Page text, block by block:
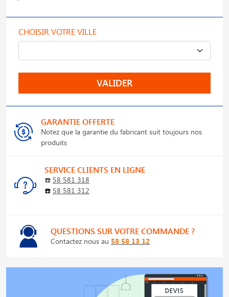
CHOISIR VOTRE VILLE
VALIDER
GARANTIE OFFERTE
Notez que la garantie du fabricant suit toujours nos
produits
SERVICE CLIENTS EN LIGNE
☎️ 58 581 318
☎️ 58 581 312
QUESTIONS SUR VOTRE COMMANDE ?
Contactez nous au 58 58 13 12